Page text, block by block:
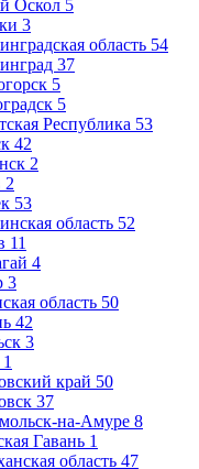
Оскол 5
3
область 54
37
5
5
Республика 53
42
2
2
53
область 52
11
4
3
область 50
42
3
1
край 50
37
на-Амуре 8
Гавань 1
область 47